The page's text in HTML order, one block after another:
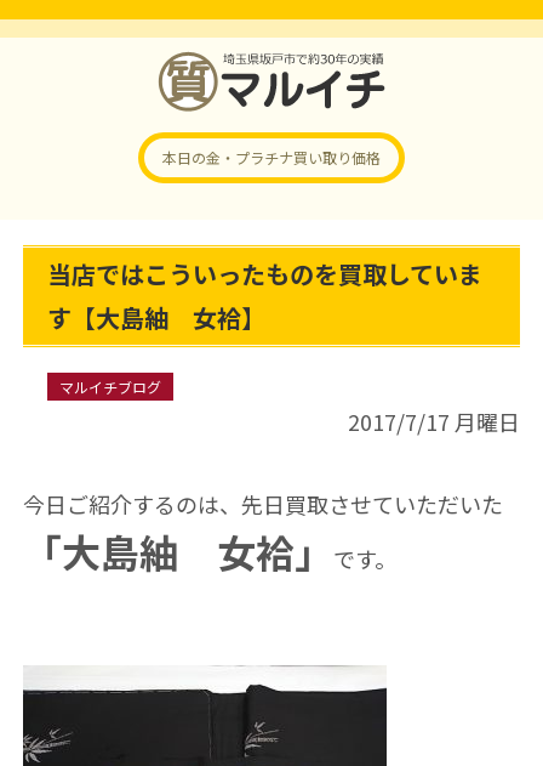
本日の金・プラチナ買い取り価格
当店ではこういったものを買取していま
す【大島紬 女袷】
マルイチブログ
2017/7/17 月曜日
今日ご紹介するのは、先日買取させていただいた
「大島紬 女袷」 です。